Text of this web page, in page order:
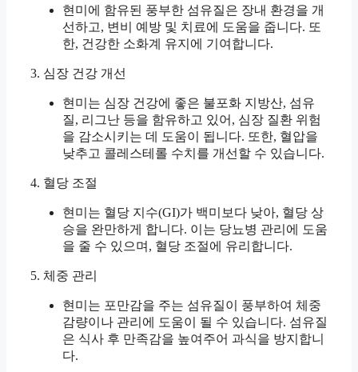
현미에 함유된 풍부한 섬유질은 장내 환경을 개
선하고, 변비 예방 및 치료에 도움을 줍니다. 또
한, 건강한 소화계 유지에 기여합니다.
3. 심장 건강 개선
현미는 심장 건강에 좋은 불포화 지방산, 섬유
질, 리그난 등을 함유하고 있어, 심장 질환 위험
을 감소시키는 데 도움이 됩니다. 또한, 혈압을
낮추고 콜레스테롤 수치를 개선할 수 있습니다.
4. 혈당 조절
현미는 혈당 지수(GI)가 백미보다 낮아, 혈당 상
승을 완만하게 합니다. 이는 당뇨병 관리에 도움
을 줄 수 있으며, 혈당 조절에 유리합니다.
5. 체중 관리
현미는 포만감을 주는 섬유질이 풍부하여 체중
감량이나 관리에 도움이 될 수 있습니다. 섬유질
은 식사 후 만족감을 높여주어 과식을 방지합니
다.